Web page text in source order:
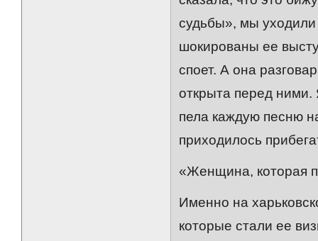
судьбы», мы уходили
шокированы ее
споет. А она
открыта перед ними.
пела каждую песню
приходилось
«Женщина, которая
Именно на
которые стали ее